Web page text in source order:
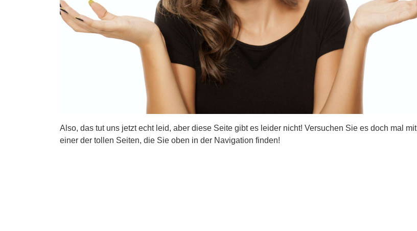
Also, das tut uns jetzt echt leid, aber diese Seite gibt es leider nicht! Versuchen Sie es doch mal mit
einer der tollen Seiten, die Sie oben in der Navigation finden!